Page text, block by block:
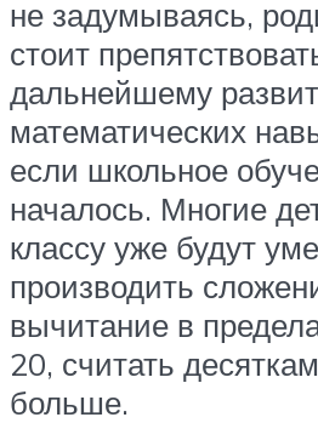
не задумываясь,
стоит
дальнейшему
математических
если школьное
началось. Многие
классу уже будут
производить
вычитание в
20, считать
больше.